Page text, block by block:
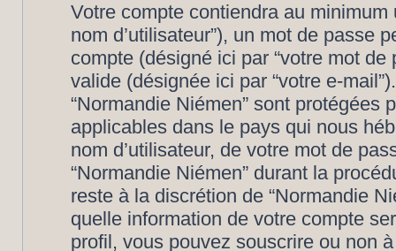
Votre compte contiendra au
nom d’utilisateur”), un mot de passe
compte (désigné ici par “votre mot
valide (désignée ici par “votre e-
“Normandie Niémen” sont
applicables dans le pays qui nous
nom d’utilisateur, de votre mot de
“Normandie Niémen” durant la
reste à la discrétion de “Normandie
quelle information de votre compte
profil, vous pouvez souscrire ou non